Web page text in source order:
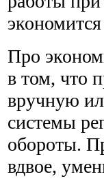
Про
в том, что
вручную
системы
обороты.
вдвое,